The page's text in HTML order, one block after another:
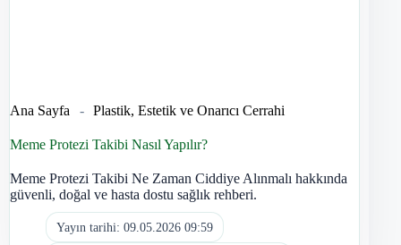
Ana Sayfa - Plastik, Estetik ve Onarıcı Cerrahi
Meme Protezi Takibi Nasıl Yapılır?
Meme Protezi Takibi Ne Zaman Ciddiye Alınmalı hakkında
güvenli, doğal ve hasta dostu sağlık rehberi.
Yayın tarihi: 09.05.2026 09:59